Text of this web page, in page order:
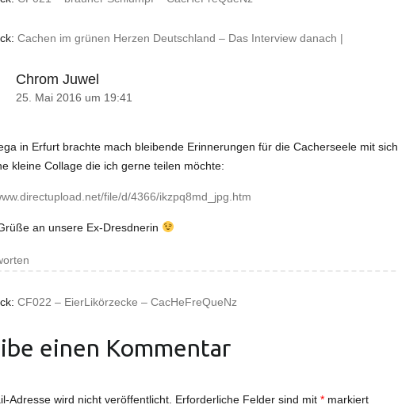
Cachen im grünen Herzen Deutschland – Das Interview danach |
Chrom Juwel
25. Mai 2016 um 19:41
in Erfurt brachte mach bleibende Erinnerungen für die Cacherseele mit sich,
kleine Collage die ich gerne teilen möchte:
file/d/4366/ikzpq8md_jpg.htm
an unsere Ex-Dresdnerin
CF022 – EierLikörzecke – CacHeFreQueNz
einen Kommentar
Adresse wird nicht veröffentlicht. Erforderliche Felder sind mit* markiert